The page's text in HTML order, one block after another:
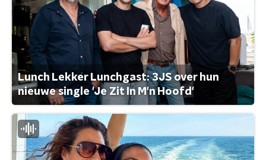
Lunch Lekker Lunchgast: 3JS over hun
nieuwe single 'Je Zit In M'n Hoofd'